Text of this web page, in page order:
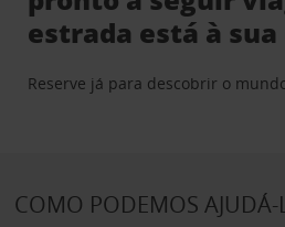
estrada está à sua
Reserve já para descobrir o
COMO PODEMOS AJUDÁ-